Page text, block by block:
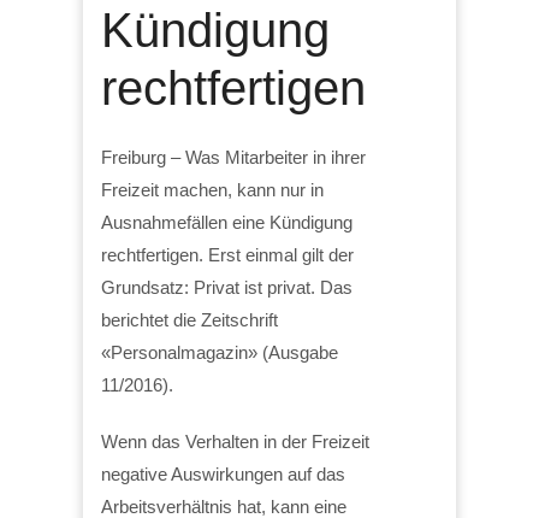
Kündigung
rechtfertigen
Freiburg – Was Mitarbeiter in ihrer
Freizeit machen, kann nur in
Ausnahmefällen eine Kündigung
rechtfertigen. Erst einmal gilt der
Grundsatz: Privat ist privat. Das
berichtet die Zeitschrift
«Personalmagazin» (Ausgabe
11/2016).
Wenn das Verhalten in der Freizeit
negative Auswirkungen auf das
Arbeitsverhältnis hat, kann eine